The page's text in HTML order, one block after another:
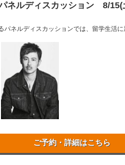
ネルディスカッション 8/15(
ネルディスカッションでは、留学生活
ご予約・詳細はこちら